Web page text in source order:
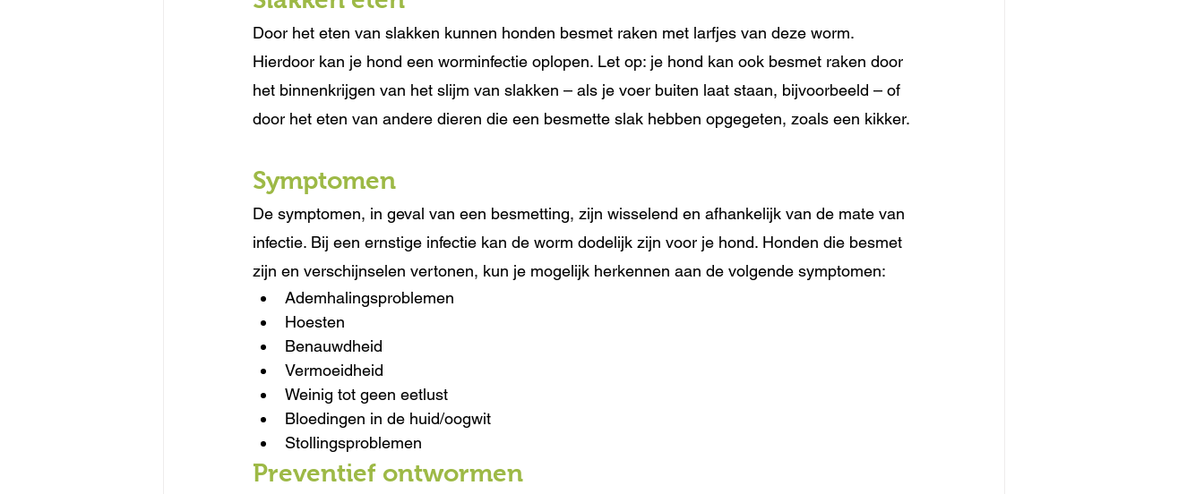
Door het eten van slakken kunnen honden besmet raken met larfjes van deze worm.
Hierdoor kan je hond een worminfectie oplopen. Let op: je hond kan ook besmet raken door
het binnenkrijgen van het slijm van slakken – als je voer buiten laat staan, bijvoorbeeld – of
door het eten van andere dieren die een besmette slak hebben opgegeten, zoals een kikker.
Symptomen
De symptomen, in geval van een besmetting, zijn wisselend en afhankelijk van de mate van
infectie. Bij een ernstige infectie kan de worm dodelijk zijn voor je hond. Honden die besmet
zijn en verschijnselen vertonen, kun je mogelijk herkennen aan de volgende symptomen:
Ademhalingsproblemen
Hoesten
Benauwdheid
Vermoeidheid
Weinig tot geen eetlust
Bloedingen in de huid/oogwit
Stollingsproblemen
Preventief ontwormen